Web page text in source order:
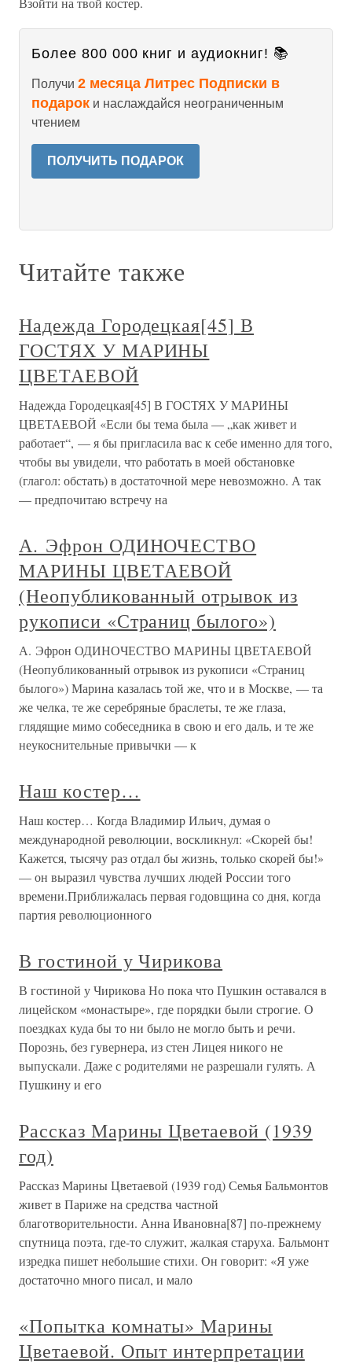
Более 800 000 книг и аудиокниг! 📚
Получи 2 месяца Литрес Подписки в
подарок и наслаждайся неограниченным
чтением
ПОЛУЧИТЬ ПОДАРОК
Читайте также
Надежда Городецкая[45] В
ГОСТЯХ У МАРИНЫ
ЦВЕТАЕВОЙ
Надежда Городецкая[45] В ГОСТЯХ У МАРИНЫ
ЦВЕТАЕВОЙ «Если бы тема была — „как живет и
работает“, — я бы пригласила вас к себе именно для того,
чтобы вы увидели, что работать в моей обстановке
(глагол: обстать) в достаточной мере невозможно. А так
— предпочитаю встречу на
А. Эфрон ОДИНОЧЕСТВО
МАРИНЫ ЦВЕТАЕВОЙ
(Неопубликованный отрывок из
рукописи «Страниц былого»)
А. Эфрон ОДИНОЧЕСТВО МАРИНЫ ЦВЕТАЕВОЙ
(Неопубликованный отрывок из рукописи «Страниц
былого») Марина казалась той же, что и в Москве, — та
же челка, те же серебряные браслеты, те же глаза,
глядящие мимо собеседника в свою и его даль, и те же
неукоснительные привычки — к
Наш костер…
Наш костер… Когда Владимир Ильич, думая о
международной революции, воскликнул: «Скорей бы!
Кажется, тысячу раз отдал бы жизнь, только скорей бы!»
— он выразил чувства лучших людей России того
времени.Приближалась первая годовщина со дня, когда
партия революционного
В гостиной у Чирикова
В гостиной у Чирикова Но пока что Пушкин оставался в
лицейском «монастыре», где порядки были строгие. О
поездках куда бы то ни было не могло быть и речи.
Порознь, без гувернера, из стен Лицея никого не
выпускали. Даже с родителями не разрешали гулять. А
Пушкину и его
Рассказ Марины Цветаевой (1939
год)
Рассказ Марины Цветаевой (1939 год) Семья Бальмонтов
живет в Париже на средства частной
благотворительности. Анна Ивановна[87] по-прежнему
спутница поэта, где-то служит, жалкая старуха. Бальмонт
изредка пишет небольшие стихи. Он говорит: «Я уже
достаточно много писал, и мало
«Попытка комнаты» Марины
Цветаевой. Опыт интерпретации